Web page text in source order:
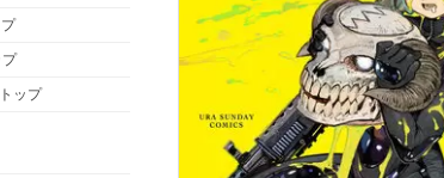
プ
ップ